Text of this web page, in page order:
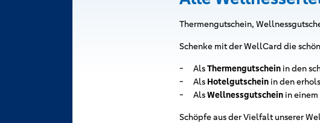
Thermengutschein,
Schenke mit der WellCard die
AlsThermengutscheinin den
Als Hotelgutscheinin den
AlsWellnessgutscheinin einem
Schöpfe aus der Vielfalt unserer